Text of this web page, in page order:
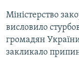
Міністерство
висловило
громадян
закликало